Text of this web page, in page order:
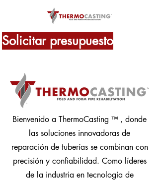
Solicitar presupuesto
Bienvenido a ThermoCasting ™ , donde
las soluciones innovadoras de
reparación de tuberías se combinan con
precisión y confiabilidad. Como líderes
de la industria en tecnología de